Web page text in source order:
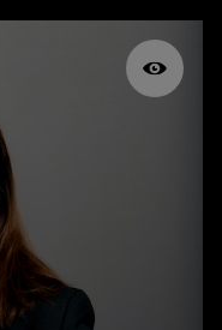
2021 Directrice
ses précédentes
du service
du
ans. Avant de
Quitterie de
Piper et Kramer